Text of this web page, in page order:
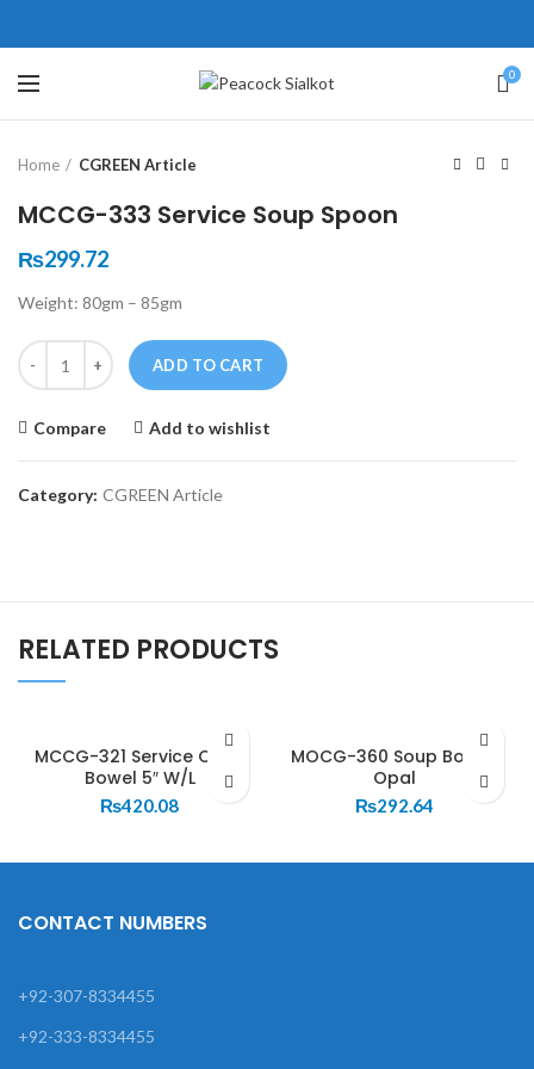
0
Click to enlarge
Home CGREEN Article
MCCG-333 Service Soup Spoon
₨299.72
Weight: 80gm – 85gm
Quantity
ADD TO CART
Compare Add to wishlist
Category: CGREEN Article
RELATED PRODUCTS
MCCG-321 Service Curry
Bowel 5″ W/L
₨420.08
MOCG-360 Soup Bowl –
Opal
₨292.64
壯陽藥台灣購物
，這不是因為缺乏性生活，而
因為缺乏溝通，所以保持談話很
盾越來越大，往往這是ED的情
會變得更加嚴重。
犀利士壯陽藥線上購買
戲都可以很好的幫助你獲得一
高質量的夫妻生活。犀利士治療
鬆，便於陰莖快速充血達到滿
堅硬勃起。在醫學界和陽痿病
望下，犀利士作為新一批藥
，有其優良特點。
CONTACT NUMBERS
+92-307-8334455
+92-333-8334455